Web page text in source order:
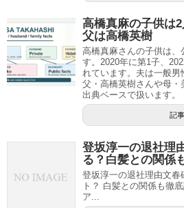
高橋真麻の子供は
父は高橋英樹
高橋真麻さんの子供は
す。2020年に第1子、
れています。夫は一般男
父・高橋英樹さんや母・
出典ベースで扱います。
記
登坂淳一の退社理
る？白髪との関係
登坂淳一の退社理由文
ト？ 白髪との関係も徹
ア...